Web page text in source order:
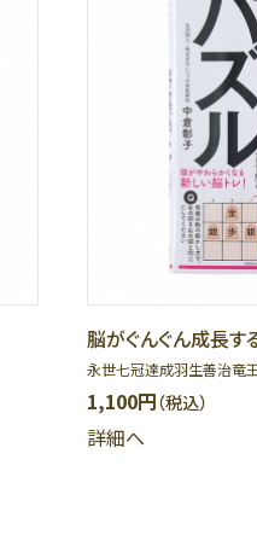
脳がぐんぐん成長す
永世七冠達成羽生善治竜
1,100円（税込）
詳細へ